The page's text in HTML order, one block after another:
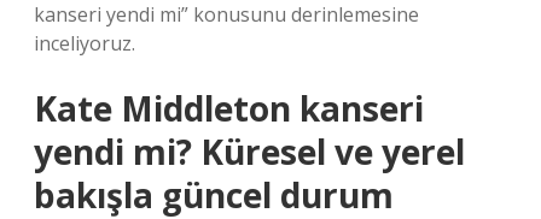
kanseri yendi mi” konusunu derinlemesine
inceliyoruz.
Kate Middleton kanseri
yendi mi? Küresel ve yerel
bakışla güncel durum